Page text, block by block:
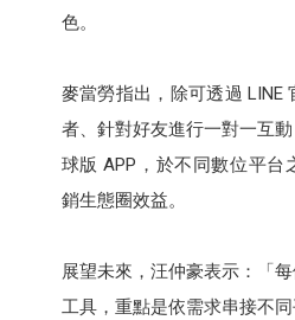
色。
麥當勞指出，除可透過 LINE
者、針對好友進行一對一互
球版 APP，於不同數位平台
銷生態圈效益。
展望未來，汪仲豪表示：「
工具，重點是依需求串接不